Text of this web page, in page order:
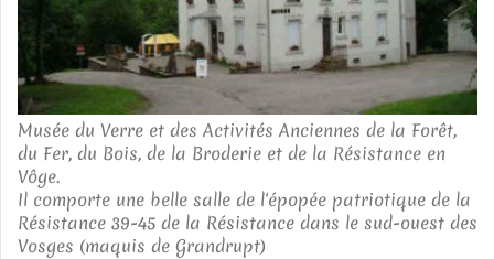
Musée du Verre et des Activités Anciennes de la Forêt,
du Fer, du Bois, de la Broderie et de la Résistance en
Vôge.
Il comporte une belle salle de l'épopée patriotique de la
Résistance 39-45 de la Résistance dans le sud-ouest des
Vosges (maquis de Grandrupt)